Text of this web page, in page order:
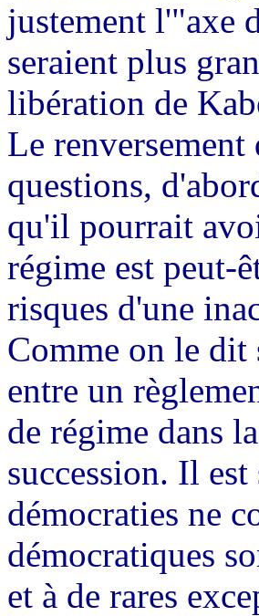
justement l'"axe
seraient plus
libération de
Le
questions,
qu'il pourrait
régime est peut-
risques d'une
Comme on le
entre un
de régime dans
succession. Il
démocraties ne
démocratiques
et à de rares